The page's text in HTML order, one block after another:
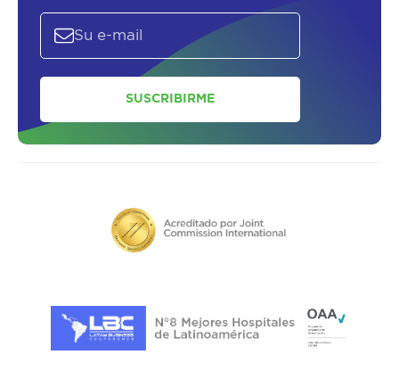
SUSCRIBIRME